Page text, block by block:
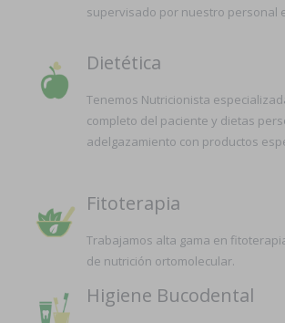
supervisado por nuestro personal
Dietética
Tenemos Nutricionista
completo del paciente y dietas
adelgazamiento con productos
Fitoterapia
Trabajamos alta gama en
de nutrición ortomolecular.
Higiene Bucodental